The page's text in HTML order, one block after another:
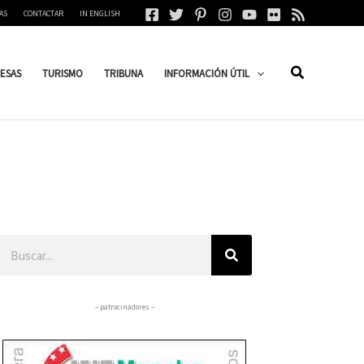
CONTACTAR IN ENGLISH
TURISMO TRIBUNA INFORMACIÓN ÚTIL
– patrocinadores –